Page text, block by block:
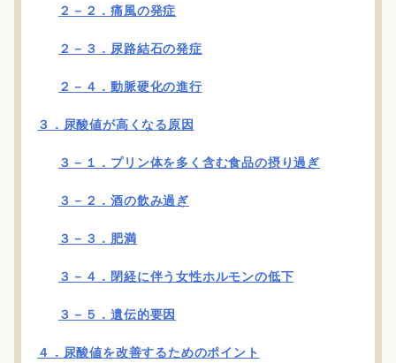
２－２．痛風の発症
２－３．尿路結石の発症
２－４．動脈硬化の進行
３．尿酸値が高くなる原因
３－１．プリン体を多く含む食品の摂り過ぎ
３－２．酒の飲み過ぎ
３－３．肥満
３－４．閉経に伴う女性ホルモンの低下
３－５．遺伝的要因
４．尿酸値を改善するためのポイント